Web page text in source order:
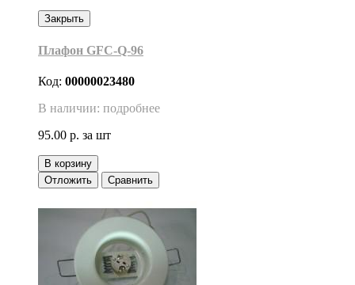
Закрыть
Плафон GFC-Q-96
Код: 00000023480
В наличии: подробнее
95.00 р. за шт
В корзину
Отложить
Сравнить